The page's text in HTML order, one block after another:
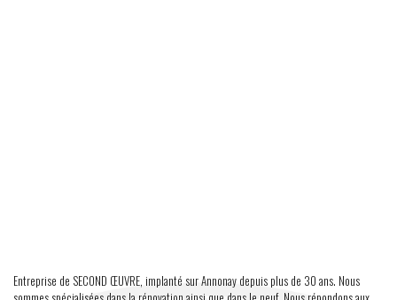
Entreprise de SECOND ŒUVRE, implanté sur Annonay depuis plus de 30 ans. Nous